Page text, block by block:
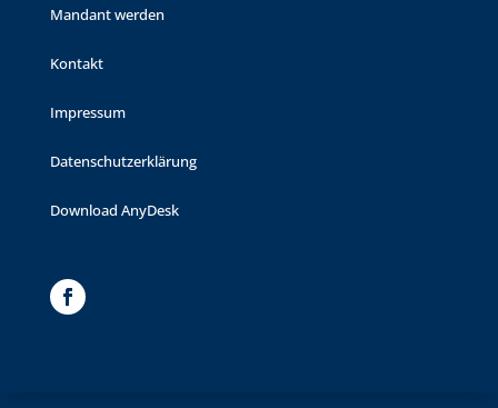
Mandant werden
Kontakt
Impressum
Datenschutzerklärung
Download AnyDesk